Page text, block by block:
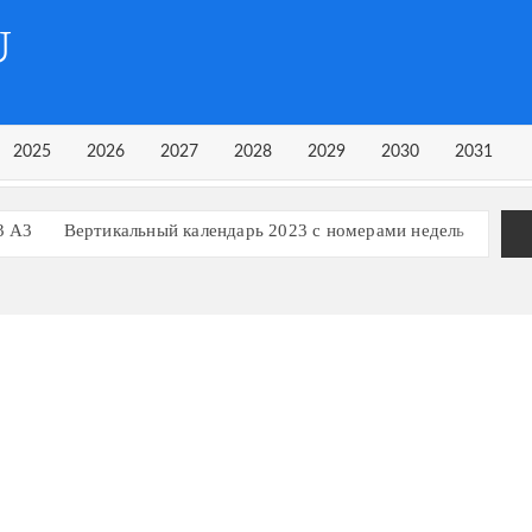
2025 2026 2027 2028 2029 2030 2031
А3
Вертикальный календарь 2023 с номерами недель